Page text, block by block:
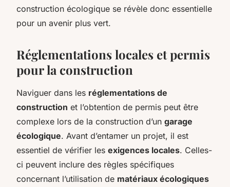
construction écologique se révèle donc essentielle
pour un avenir plus vert.
Réglementations locales et permis
pour la construction
Naviguer dans les réglementations de
construction et l’obtention de permis peut être
complexe lors de la construction d’un garage
écologique. Avant d’entamer un projet, il est
essentiel de vérifier les exigences locales. Celles-
ci peuvent inclure des règles spécifiques
concernant l’utilisation de matériaux écologiques